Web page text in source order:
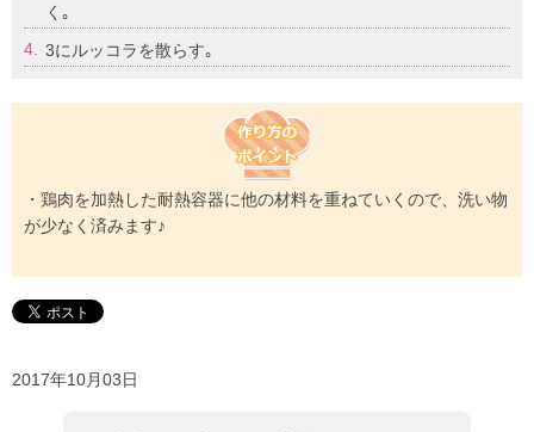
く｡
4.
3にルッコラを散らす｡
・鶏肉を加熱した耐熱容器に他の材料を重ねていくので、洗い物
が少なく済みます♪
2017年10月03日